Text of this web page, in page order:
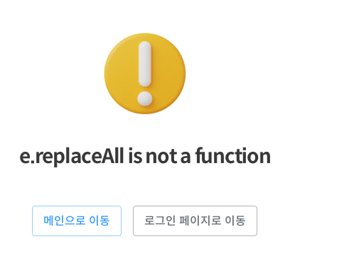
e.replaceAll is not a function
메인으로 이동 로그인 페이지로 이동